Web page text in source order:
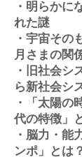
・明らかに
れた謎
・宇宙その
月さまの関
・旧社会シ
ら新社会シ
・「太陽の
代の特徴」
・脳力・能
ンポ」とは？